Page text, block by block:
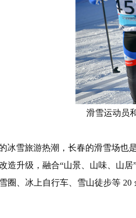
滑雪运动员
雪旅游热潮，长春的滑雪场也是
造升级，融合“山景、山味、山
圈、冰上自行车、雪山徒步等